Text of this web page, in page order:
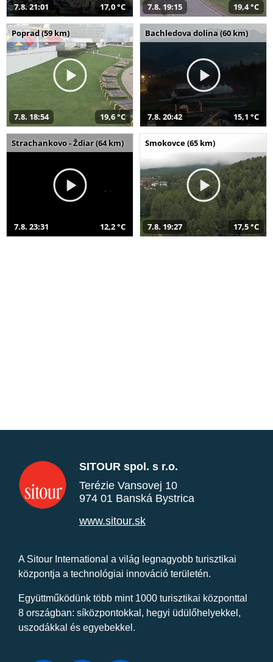
7.8. 21:01 17,0 °C 7.8. 19:15 19,4 °C
Poprad (59 km)
7.8. 18:54 19,6 °C
Bachledova dolina (60 km)
7.8. 20:42 15,1 °C
Strachankovo - Ždiar (64 km)
7.8. 23:31 12,2 °C
Smokovce (65 km)
7.8. 19:27 17,5 °C
SITOUR spol. s r.o.
Terézie Vansovej 10
974 01 Banská Bystrica
www.sitour.sk
A Sitour International a világ legnagyobb turisztikai
központja a technológiai innováció területén.
Együttműködünk több mint 1000 turisztikai központtal
8 országban: síközpontokkal, hegyi üdülőhelyekkel,
uszodákkal és egyebekkel.